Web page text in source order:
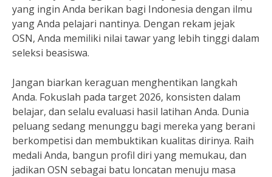
yang ingin Anda berikan bagi Indonesia dengan ilmu
yang Anda pelajari nantinya. Dengan rekam jejak
OSN, Anda memiliki nilai tawar yang lebih tinggi dalam
seleksi beasiswa.
Jangan biarkan keraguan menghentikan langkah
Anda. Fokuslah pada target 2026, konsisten dalam
belajar, dan selalu evaluasi hasil latihan Anda. Dunia
peluang sedang menunggu bagi mereka yang berani
berkompetisi dan membuktikan kualitas dirinya. Raih
medali Anda, bangun profil diri yang memukau, dan
jadikan OSN sebagai batu loncatan menuju masa